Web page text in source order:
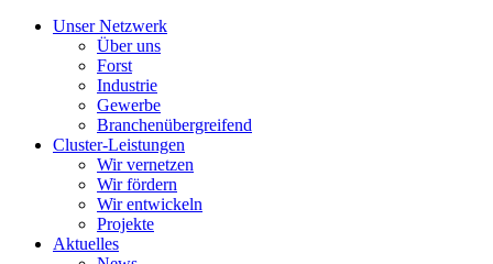
Unser Netzwerk
Über uns
Forst
Industrie
Gewerbe
Branchenübergreifend
Cluster-Leistungen
Wir vernetzen
Wir fördern
Wir entwickeln
Projekte
Aktuelles